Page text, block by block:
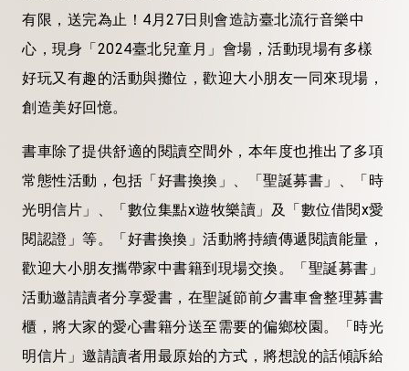
有限，送完為止！4月27日則會造訪臺北流行音樂中
心，現身「2024臺北兒童月」會場，活動現場有多樣
好玩又有趣的活動與攤位，歡迎大小朋友一同來現場，
創造美好回憶。
書車除了提供舒適的閱讀空間外，本年度也推出了多項
常態性活動，包括「好書換換」、「聖誕募書」、「時
光明信片」、「數位集點x遊牧樂讀」及「數位借閱x愛
閱認證」等。「好書換換」活動將持續傳遞閱讀能量，
歡迎大小朋友攜帶家中書籍到現場交換。「聖誕募書」
活動邀請讀者分享愛書，在聖誕節前夕書車會整理募書
櫃，將大家的愛心書籍分送至需要的偏鄉校園。「時光
明信片」邀請讀者用最原始的方式，將想說的話傾訴給